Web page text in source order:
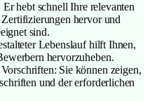
hebt schnell Ihre relevanten
hervor und
sind.
Lebenslauf hilft Ihnen,
hervorzuheben.
Sie können zeigen,
und der erforderlichen